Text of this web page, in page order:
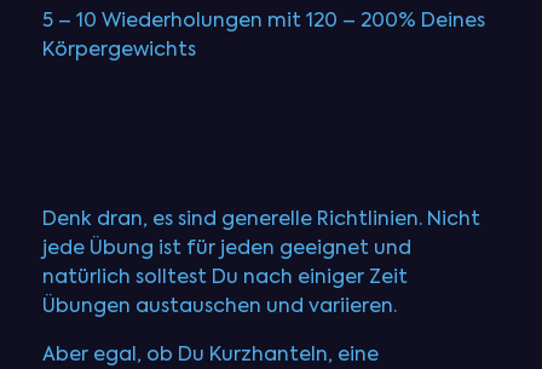
5 – 10 Wiederholungen mit 120 – 200% Deines
Körpergewichts
Denk dran, es sind generelle Richtlinien. Nicht
jede Übung ist für jeden geeignet und
natürlich solltest Du nach einiger Zeit
Übungen austauschen und variieren.
Aber egal, ob Du Kurzhanteln, eine